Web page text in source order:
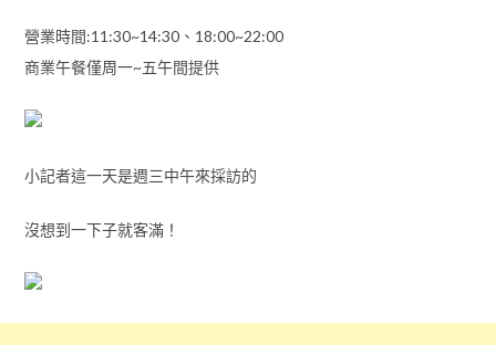
營業時間:11:30~14:30、18:00~22:00
商業午餐僅周一~五午間提供
小記者這一天是週三中午來採訪的
沒想到一下子就客滿！